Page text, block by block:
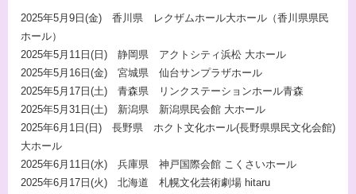
2025年5月9日(金) 香川県 レクザムホール大ホール（香川県県民
ホール）
2025年5月11日(日) 静岡県 アクトシティ浜松 大ホール
2025年5月16日(金) 宮城県 仙台サンプラザホール
2025年5月17日(土) 青森県 リンクステーションホール青森
2025年5月31日(土) 新潟県 新潟県民会館 大ホール
2025年6月1日(日) 長野県 ホクト文化ホール(長野県県民文化会館)
大ホール
2025年6月11日(水) 兵庫県 神戸国際会館 こくさいホール
2025年6月17日(火) 北海道 札幌文化芸術劇場 hitaru